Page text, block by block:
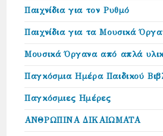
Παιχνίδια για τον Ρυθμό
Παιχνίδια για τα Μουσικά
Μουσικά Όργανα από απλά
Παγκόσμια Ημέρα Παιδικού
Παγκόσμιες Ημέρες
ΑΝΘΡΩΠΙΝΑ ΔΙΚΑΙΩΜΑΤΑ